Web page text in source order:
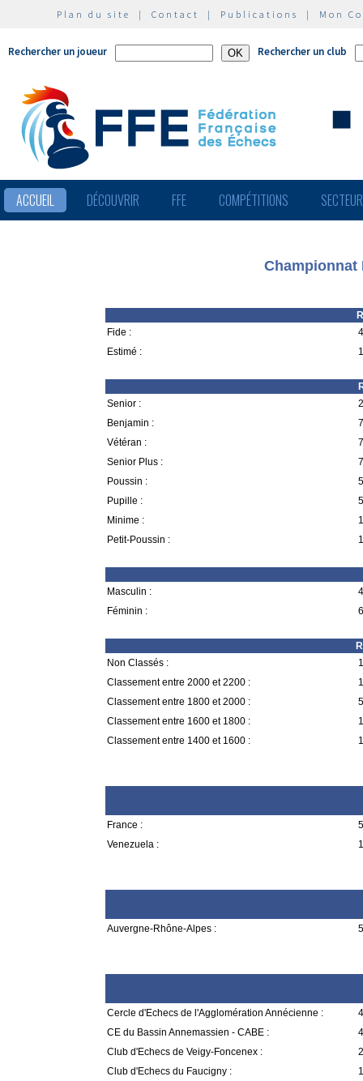
Plan du site | Contact | Publications | Mon
Rechercher un joueur Rechercher un club
ACCUEIL DÉCOUVRIR FFE COMPÉTITIONS
Championnat
Fide :
Estimé :
Senior :
Benjamin :
Vétéran :
Senior Plus :
Poussin :
Pupille :
Minime :
Petit-Poussin :
Masculin :
Féminin :
Non Classés :
Classement entre 2000 et 2200 :
Classement entre 1800 et 2000 :
Classement entre 1600 et 1800 :
Classement entre 1400 et 1600 :
France :
Venezuela :
Auvergne-Rhône-Alpes :
Cercle d'Echecs de l'Agglomération Annécienne :
CE du Bassin Annemassien - CABE :
Club d'Echecs de Veigy-Foncenex :
Club d'Echecs du Faucigny :